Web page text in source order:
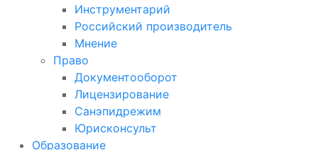
Инструментарий
Российский производитель
Мнение
Право
Документооборот
Лицензирование
Санэпидрежим
Юрисконсульт
Образование